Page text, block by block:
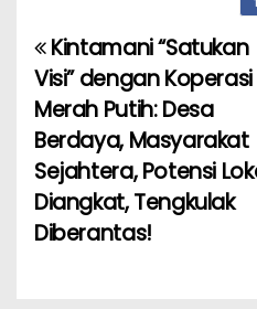
e
b
o
o
k
ts
A
p
p
l gr
a
m
N
a
v
i
g
Kintamani “Satukan
Visi” dengan Koperasi
Merah Putih: Desa
Berdaya, Masyarakat
Sejahtera, Potensi
Diangkat, Tengkulak
Diberantas!